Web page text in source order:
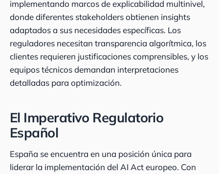
implementando marcos de explicabilidad multinivel,
donde diferentes stakeholders obtienen insights
adaptados a sus necesidades específicas. Los
reguladores necesitan transparencia algorítmica, los
clientes requieren justificaciones comprensibles, y los
equipos técnicos demandan interpretaciones
detalladas para optimización.
El Imperativo Regulatorio
Español
España se encuentra en una posición única para
liderar la implementación del AI Act europeo. Con